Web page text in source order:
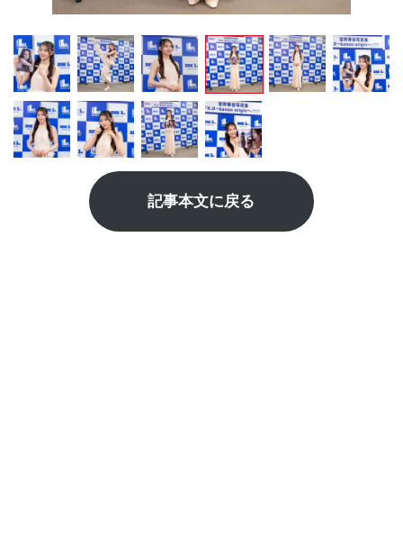
記事本文に戻る